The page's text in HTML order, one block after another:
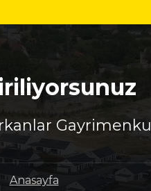
Gayrimenkul
Anasayfa